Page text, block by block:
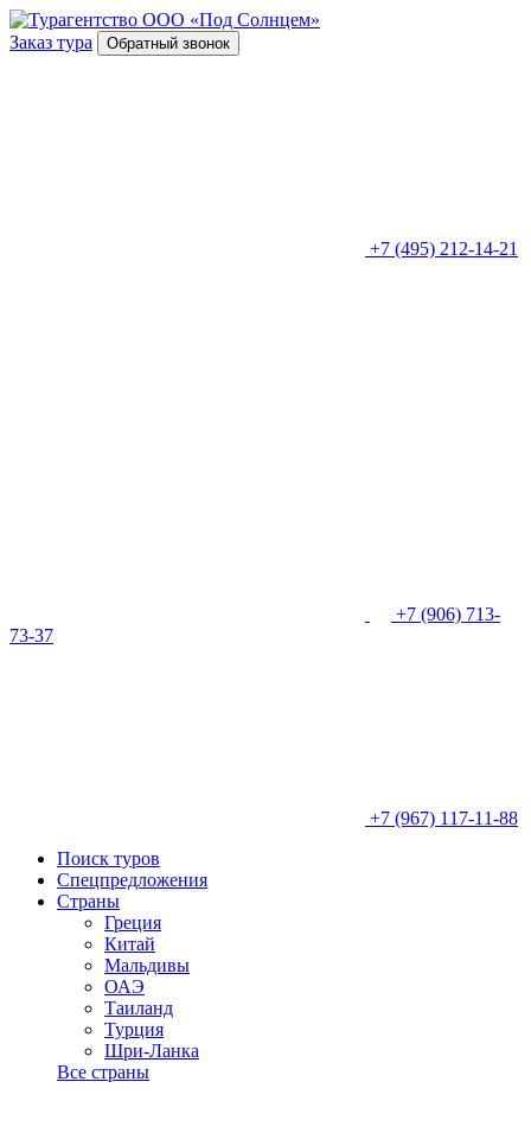
Заказ тура Обратный звонок
+7 (495) 212-14-21
+7 (906) 713-
73-37
+7 (967) 117-11-88
Поиск туров
Спецпредложения
Страны
Греция
Китай
Мальдивы
ОАЭ
Таиланд
Турция
Шри-Ланка
Все страны